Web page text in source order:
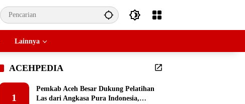
Lainnya
ACEHPEDIA
1
Pemkab Aceh Besar Dukung Pelatihan
Las dari Angkasa Pura Indonesia,